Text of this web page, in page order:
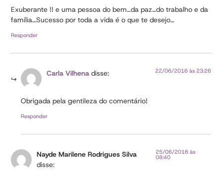
Exuberante !! e uma pessoa do bem…da paz…do trabalho e da
família…Sucesso por toda a vida é o que te desejo…
Responder
Carla Vilhena disse: 22/06/2016 às 23:26
Obrigada pela gentileza do comentário!
Responder
Nayde Marilene Rodrigues Silva
disse:
25/06/2016 às
08:40